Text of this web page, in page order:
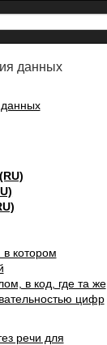
данных
котором
в код, где та же
цифр
речи для